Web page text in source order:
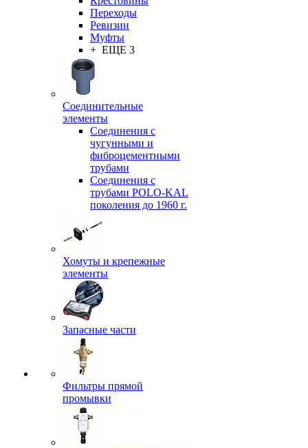
Переходы
Ревизии
Муфты
+ ЕЩЕ 3
Соединительные
элементы
Соединения с
чугунными и
фиброцементными
трубами
Соединения с
трубами POLO-KAL
поколения до 1960 г.
Хомуты и крепежные
элементы
Запасные части
Фильтры прямой
промывки